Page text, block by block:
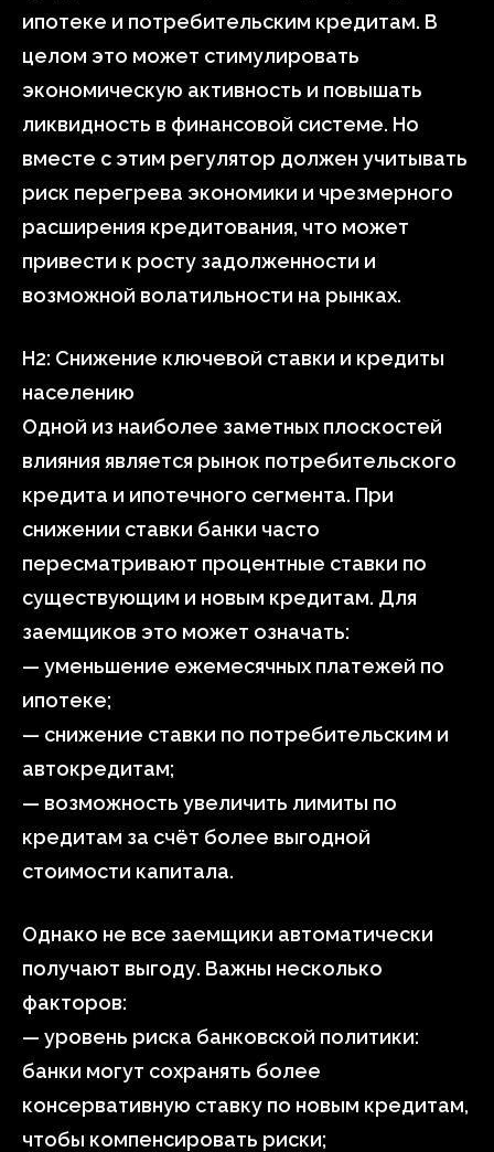
ипотеке и потребительским кредитам. В
целом это может стимулировать
экономическую активность и повышать
ликвидность в финансовой системе. Но
вместе с этим регулятор должен учитывать
риск перегрева экономики и чрезмерного
расширения кредитования, что может
привести к росту задолженности и
возможной волатильности на рынках.
H2: Снижение ключевой ставки и кредиты
населению
Одной из наиболее заметных плоскостей
влияния является рынок потребительского
кредита и ипотечного сегмента. При
снижении ставки банки часто
пересматривают процентные ставки по
существующим и новым кредитам. Для
заемщиков это может означать:
— уменьшение ежемесячных платежей по
ипотеке;
— снижение ставки по потребительским и
автокредитам;
— возможность увеличить лимиты по
кредитам за счёт более выгодной
стоимости капитала.
Однако не все заемщики автоматически
получают выгоду. Важны несколько
факторов:
— уровень риска банковской политики:
банки могут сохранять более
консервативную ставку по новым кредитам,
чтобы компенсировать риски;